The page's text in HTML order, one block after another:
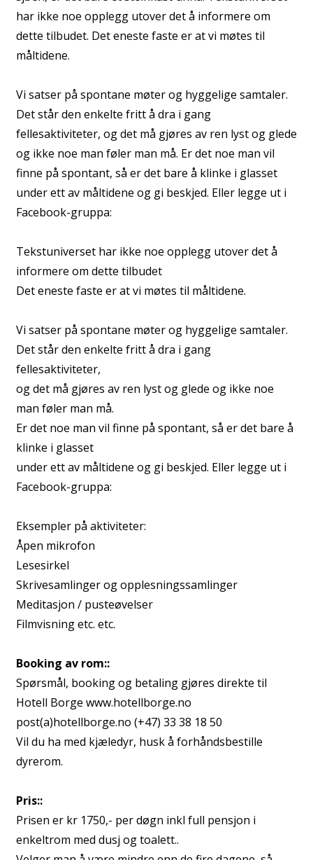
har ikke noe opplegg utover det å informere om
dette tilbudet. Det eneste faste er at vi møtes til
måltidene.
Vi satser på spontane møter og hyggelige samtaler.
Det står den enkelte fritt å dra i gang
fellesaktiviteter, og det må gjøres av ren lyst og glede
og ikke noe man føler man må. Er det noe man vil
finne på spontant, så er det bare å klinke i glasset
under ett av måltidene og gi beskjed. Eller legge ut i
Facebook-gruppa:
Tekstuniverset har ikke noe opplegg utover det å
informere om dette tilbudet
Det eneste faste er at vi møtes til måltidene.
Vi satser på spontane møter og hyggelige samtaler.
Det står den enkelte fritt å dra i gang
fellesaktiviteter,
og det må gjøres av ren lyst og glede og ikke noe
man føler man må.
Er det noe man vil finne på spontant, så er det bare å
klinke i glasset
under ett av måltidene og gi beskjed. Eller legge ut i
Facebook-gruppa:
Eksempler på aktiviteter:
Åpen mikrofon
Lesesirkel
Skrivesamlinger og opplesningssamlinger
Meditasjon / pusteøvelser
Filmvisning etc. etc.
Booking av rom::
Spørsmål, booking og betaling gjøres direkte til
Hotell Borge www.hotellborge.no
post(a)hotellborge.no (+47) 33 38 18 50
Vil du ha med kjæledyr, husk å forhåndsbestille
dyrerom.
Pris::
Prisen er kr 1750,- per døgn inkl full pensjon i
enkeltrom med dusj og toalett..